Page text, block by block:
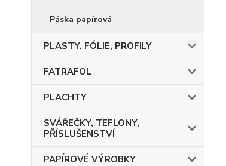
Páska papírová
PLASTY, FÓLIE, PROFILY
FATRAFOL
PLACHTY
SVÁŘEČKY, TEFLONY,
PŘÍSLUŠENSTVÍ
PAPÍROVÉ VÝROBKY